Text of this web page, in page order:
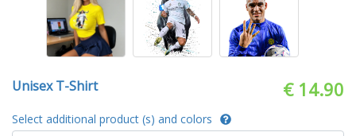
Unisex T-Shirt € 14.90
Select additional product (s) and colors